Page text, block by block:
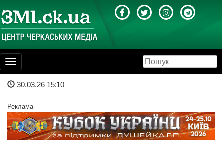
Toggle
navigation
30.03.26 15:10
Реклама